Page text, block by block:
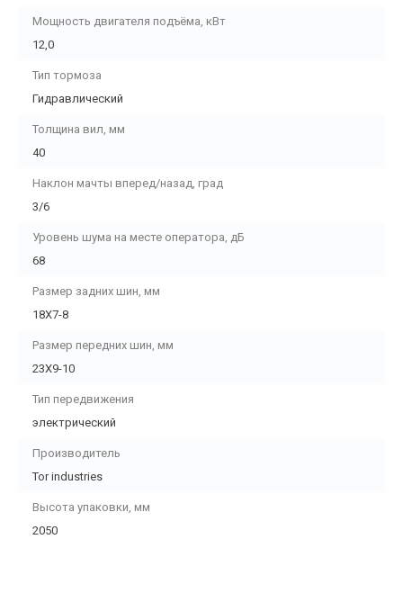
Мощность двигателя подъёма, кВт
12,0
Тип тормоза
Гидравлический
Толщина вил, мм
40
Наклон мачты вперед/назад, град
3/6
Уровень шума на месте оператора, дБ
68
Размер задних шин, мм
18X7-8
Размер передних шин, мм
23X9-10
Тип передвижения
электрический
Производитель
Tor industries
Высота упаковки, мм
2050